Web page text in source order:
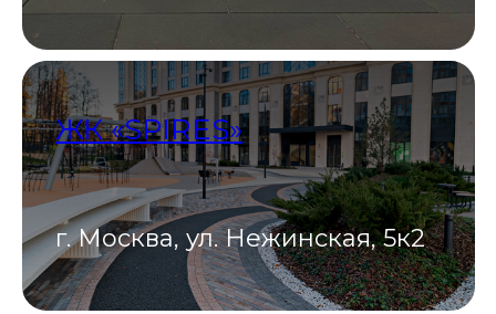
ЖК «SPIRES»
г. Москва, ул. Нежинская, 5к2